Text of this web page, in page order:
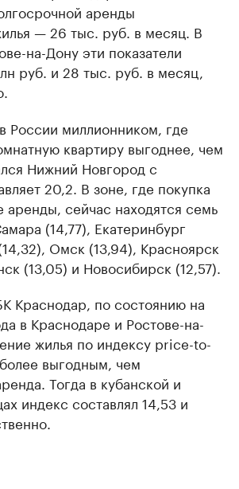
аренды
— 26 тыс. руб. в месяц. В
на-Дону эти показатели
руб. и 28 тыс. руб. в месяц,
России миллионником, где
квартиру выгоднее, чем
Нижний Новгород с
20,2. В зоне, где покупка
аренды, сейчас находятся семь
(14,77), Екатеринбург
Омск (13,94), Красноярск
(13,05) и Новосибирск (12,57).
Краснодар, по состоянию на
в Краснодаре и Ростове-на-
жилья по индексу price-to-
выгодным, чем
Тогда в кубанской и
индекс составлял 14,53 и